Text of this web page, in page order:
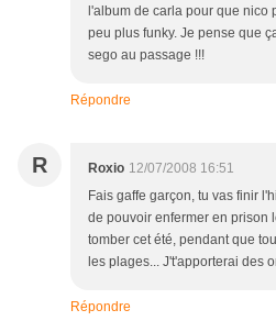
l'album de carla pour que nico
peu plus funky. Je pense que
sego au passage !!!
Répondre
R Roxio 12/07/2008 16:51
Fais gaffe garçon, tu vas finir
de pouvoir enfermer en prison
tomber cet été, pendant que
les plages... J't'apporterai des
Répondre